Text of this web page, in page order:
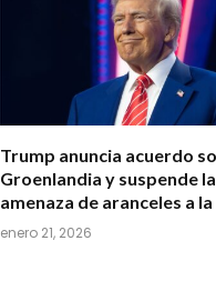
Trump anuncia acuerdo
Groenlandia y suspende la
amenaza de aranceles a
enero 21, 2026